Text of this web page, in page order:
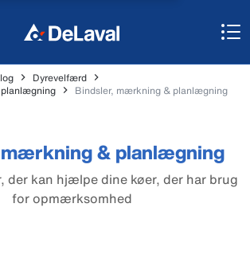
Dyrevelfærd
Bindsler, mærkning & planlægning
& planlægning
der kan hjælpe dine køer, der har brug
for opmærksomhed